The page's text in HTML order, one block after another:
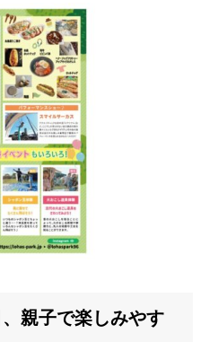
親子で楽しみやす